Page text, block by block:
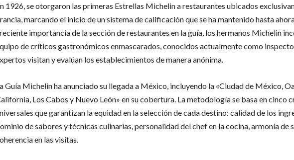
1926, se otorgaron las primeras Estrellas Michelin a restaurantes ubicados
marcando el inicio de un sistema de calificación que se ha mantenido hasta
importancia de la sección de restaurantes en la guía, los hermanos Michelin
de críticos gastronómicos enmascarados, conocidos actualmente como
visitan y evalúan los establecimientos de manera anónima.
Guía Michelin ha anunciado su llegada a México, incluyendo la «Ciudad de México,
Los Cabos y Nuevo León» en su cobertura. La metodología se basa en cinco
que garantizan la equidad en la selección de cada destino: calidad de los
de sabores y técnicas culinarias, personalidad del chef en la cocina, armonía de
en las visitas.